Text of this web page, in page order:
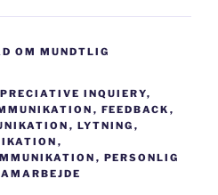
OM MUNDTLIG
INQUIERY,
, FEEDBACK ,
, LYTNING ,
,
, PERSONLIG